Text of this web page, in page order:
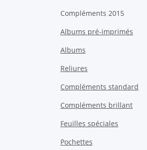
Compléments 2015
Albums pré-imprimés
Albums
Reliures
Compléments standard
Compléments brillant
Feuilles spéciales
Pochettes